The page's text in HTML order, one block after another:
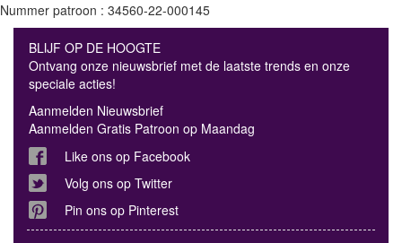
Nummer patroon : 34560-22-000145
BLIJF OP DE HOOGTE
Ontvang onze nieuwsbrief met de laatste trends en onze
speciale acties!
Aanmelden Nieuwsbrief
Aanmelden Gratis Patroon op Maandag
Like ons op Facebook
Volg ons op Twitter
Pin ons op Pinterest